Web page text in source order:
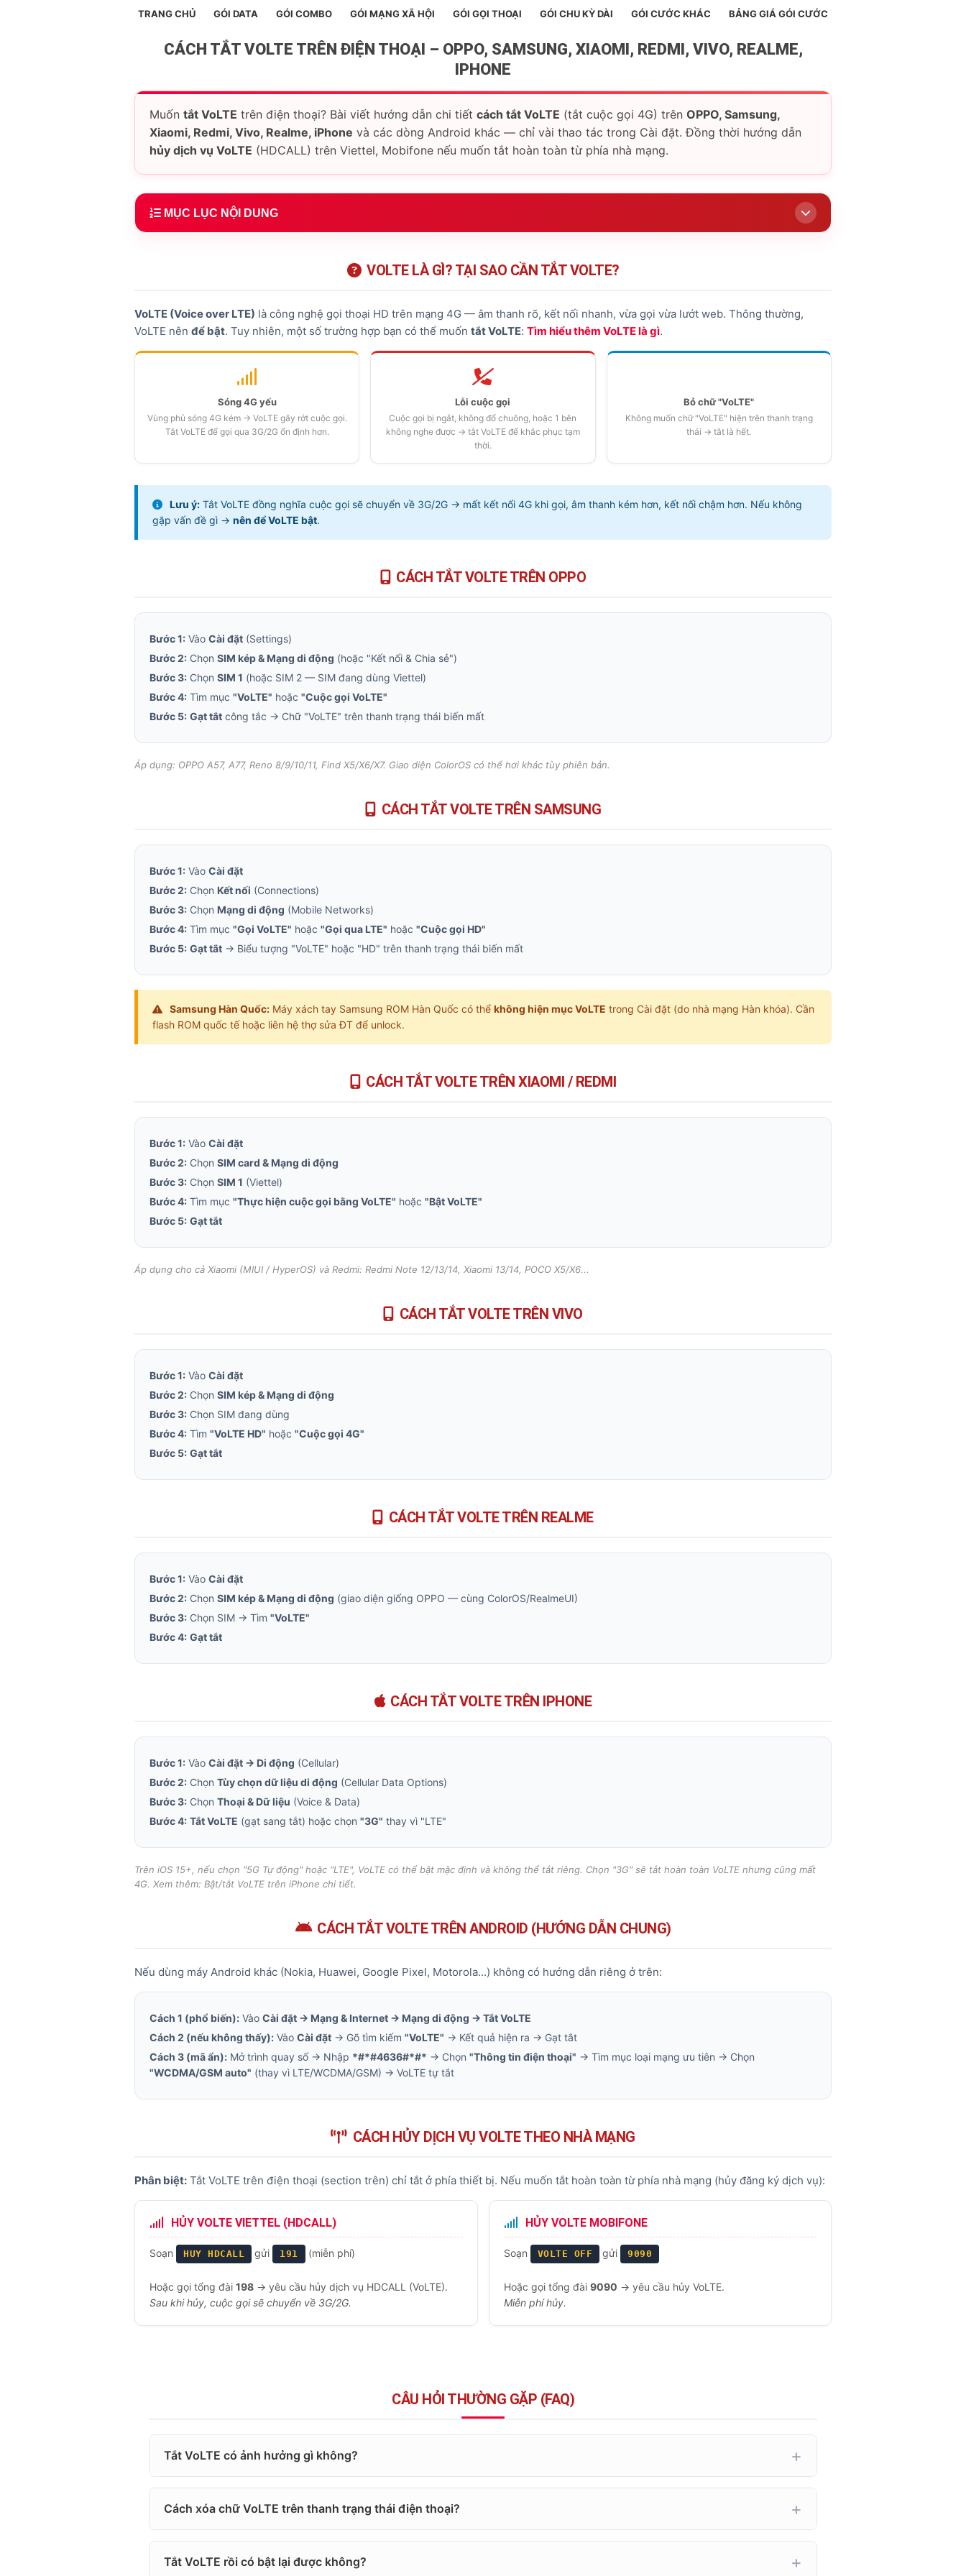
TRANG CHỦ GÓI DATA GÓI COMBO GÓI MẠNG XÃ HỘI GÓI GỌI THOẠI GÓI CHU KỲ DÀI GÓI CƯỚC KHÁC BẢNG GIÁ GÓI CƯỚC
CÁCH TẮT VOLTE TRÊN ĐIỆN THOẠI – OPPO, SAMSUNG, XIAOMI, REDMI, VIVO, REALME,
IPHONE
Muốn tắt VoLTE trên điện thoại? Bài viết hướng dẫn chi tiết cách tắt VoLTE (tắt cuộc gọi 4G) trên OPPO, Samsung,
Xiaomi, Redmi, Vivo, Realme, iPhone và các dòng Android khác — chỉ vài thao tác trong Cài đặt. Đồng thời hướng dẫn
hủy dịch vụ VoLTE (HDCALL) trên Viettel, Mobifone nếu muốn tắt hoàn toàn từ phía nhà mạng.
MỤC LỤC NỘI DUNG
4. Cách tắt VoLTE trên Xiaomi / Redmi
5. Cách tắt VoLTE trên Vivo
Cách tắt VoLTE trên Realme
Cách tắt VoLTE trên iPhone
Cách tắt VoLTE trên Android (hướng dẫn chung)
Cách hủy dịch vụ VoLTE theo nhà mạng
10. Câu hỏi thường gặp
VOLTE LÀ GÌ? TẠI SAO CẦN TẮT VOLTE?
VoLTE (Voice over LTE) là công nghệ gọi thoại HD trên mạng 4G — âm thanh rõ, kết nối nhanh, vừa gọi vừa lướt web. Thông thường,
VoLTE nên để bật. Tuy nhiên, một số trường hợp bạn có thể muốn tắt VoLTE: Tìm hiểu thêm VoLTE là gì.
Sóng 4G yếu
Vùng phủ sóng 4G kém → VoLTE gây rớt cuộc gọi.
Tắt VoLTE để gọi qua 3G/2G ổn định hơn.
Lỗi cuộc gọi
Cuộc gọi bị ngắt, không đổ chuông, hoặc 1 bên
không nghe được → tắt VoLTE để khắc phục tạm
thời.
Bỏ chữ "VoLTE"
Không muốn chữ "VoLTE" hiện trên thanh trạng
thái → tắt là hết.
Lưu ý: Tắt VoLTE đồng nghĩa cuộc gọi sẽ chuyển về 3G/2G → mất kết nối 4G khi gọi, âm thanh kém hơn, kết nối chậm hơn. Nếu không
gặp vấn đề gì → nên để VoLTE bật.
CÁCH TẮT VOLTE TRÊN OPPO
Bước 1: Vào Cài đặt (Settings)
Bước 2: Chọn SIM kép & Mạng di động (hoặc "Kết nối & Chia sẻ")
Bước 3: Chọn SIM 1 (hoặc SIM 2 — SIM đang dùng Viettel)
Bước 4: Tìm mục "VoLTE" hoặc "Cuộc gọi VoLTE"
Bước 5: Gạt tắt công tắc → Chữ "VoLTE" trên thanh trạng thái biến mất
Áp dụng: OPPO A57, A77, Reno 8/9/10/11, Find X5/X6/X7. Giao diện ColorOS có thể hơi khác tùy phiên bản.
CÁCH TẮT VOLTE TRÊN SAMSUNG
Bước 1: Vào Cài đặt
Bước 2: Chọn Kết nối (Connections)
Bước 3: Chọn Mạng di động (Mobile Networks)
Bước 4: Tìm mục "Gọi VoLTE" hoặc "Gọi qua LTE" hoặc "Cuộc gọi HD"
Bước 5: Gạt tắt → Biểu tượng "VoLTE" hoặc "HD" trên thanh trạng thái biến mất
Samsung Hàn Quốc: Máy xách tay Samsung ROM Hàn Quốc có thể không hiện mục VoLTE trong Cài đặt (do nhà mạng Hàn khóa). Cần
flash ROM quốc tế hoặc liên hệ thợ sửa ĐT để unlock.
CÁCH TẮT VOLTE TRÊN XIAOMI / REDMI
Bước 1: Vào Cài đặt
Bước 2: Chọn SIM card & Mạng di động
Bước 3: Chọn SIM 1 (Viettel)
Bước 4: Tìm mục "Thực hiện cuộc gọi bằng VoLTE" hoặc "Bật VoLTE"
Bước 5: Gạt tắt
Áp dụng cho cả Xiaomi (MIUI / HyperOS) và Redmi: Redmi Note 12/13/14, Xiaomi 13/14, POCO X5/X6...
CÁCH TẮT VOLTE TRÊN VIVO
Bước 1: Vào Cài đặt
Bước 2: Chọn SIM kép & Mạng di động
Bước 3: Chọn SIM đang dùng
Bước 4: Tìm "VoLTE HD" hoặc "Cuộc gọi 4G"
Bước 5: Gạt tắt
CÁCH TẮT VOLTE TRÊN REALME
Bước 1: Vào Cài đặt
Bước 2: Chọn SIM kép & Mạng di động (giao diện giống OPPO — cùng ColorOS/RealmeUI)
Bước 3: Chọn SIM → Tìm "VoLTE"
Bước 4: Gạt tắt
CÁCH TẮT VOLTE TRÊN IPHONE
Bước 1: Vào Cài đặt → Di động (Cellular)
Bước 2: Chọn Tùy chọn dữ liệu di động (Cellular Data Options)
Bước 3: Chọn Thoại & Dữ liệu (Voice & Data)
Bước 4: Tắt VoLTE (gạt sang tắt) hoặc chọn "3G" thay vì "LTE"
Trên iOS 15+, nếu chọn "5G Tự động" hoặc "LTE", VoLTE có thể bật mặc định và không thể tắt riêng. Chọn "3G" sẽ tắt hoàn toàn VoLTE nhưng cũng mất
4G. Xem thêm: Bật/tắt VoLTE trên iPhone chi tiết.
CÁCH TẮT VOLTE TRÊN ANDROID (HƯỚNG DẪN CHUNG)
Nếu dùng máy Android khác (Nokia, Huawei, Google Pixel, Motorola...) không có hướng dẫn riêng ở trên:
Cách 1 (phổ biến): Vào Cài đặt → Mạng & Internet → Mạng di động → Tắt VoLTE
Cách 2 (nếu không thấy): Vào Cài đặt → Gõ tìm kiếm "VoLTE" → Kết quả hiện ra → Gạt tắt
Cách 3 (mã ẩn): Mở trình quay số → Nhập *#*#4636#*#* → Chọn "Thông tin điện thoại" → Tìm mục loại mạng ưu tiên → Chọn
"WCDMA/GSM auto" (thay vì LTE/WCDMA/GSM) → VoLTE tự tắt
CÁCH HỦY DỊCH VỤ VOLTE THEO NHÀ MẠNG
Phân biệt: Tắt VoLTE trên điện thoại (section trên) chỉ tắt ở phía thiết bị. Nếu muốn tắt hoàn toàn từ phía nhà mạng (hủy đăng ký dịch vụ):
HỦY VOLTE VIETTEL (HDCALL)
Soạn HUY HDCALL gửi 191 (miễn phí)
Hoặc gọi tổng đài 198 → yêu cầu hủy dịch vụ HDCALL (VoLTE).
Sau khi hủy, cuộc gọi sẽ chuyển về 3G/2G.
HỦY VOLTE MOBIFONE
Soạn VOLTE OFF gửi 9090
Hoặc gọi tổng đài 9090 → yêu cầu hủy VoLTE.
Miễn phí hủy.
CÂU HỎI THƯỜNG GẶP (FAQ)
Tắt VoLTE có ảnh hưởng gì không?
Cách xóa chữ VoLTE trên thanh trạng thái điện thoại?
Tắt VoLTE rồi có bật lại được không?